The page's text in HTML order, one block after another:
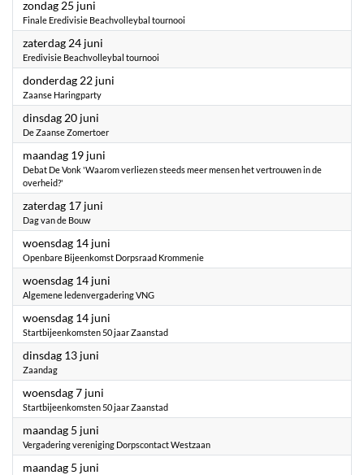
zondag 25 juni
Finale Eredivisie Beachvolleybal tournooi
zaterdag 24 juni
Eredivisie Beachvolleybal tournooi
donderdag 22 juni
Zaanse Haringparty
dinsdag 20 juni
De Zaanse Zomertoer
maandag 19 juni
Debat De Vonk 'Waarom verliezen steeds meer mensen het vertrouwen in de
overheid?'
zaterdag 17 juni
Dag van de Bouw
woensdag 14 juni
Openbare Bijeenkomst Dorpsraad Krommenie
woensdag 14 juni
Algemene ledenvergadering VNG
woensdag 14 juni
Startbijeenkomsten 50 jaar Zaanstad
dinsdag 13 juni
Zaandag
woensdag 7 juni
Startbijeenkomsten 50 jaar Zaanstad
maandag 5 juni
Vergadering vereniging Dorpscontact Westzaan
maandag 5 juni